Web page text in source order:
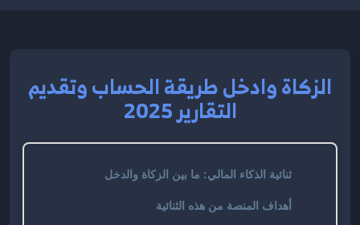
الزكاة وادخل طريقة الحساب وتقديم
التقارير 2025
ثنائية الذكاء المالي: ما بين الزكاة والدخل
أهداف المنصة من هذه الثنائية